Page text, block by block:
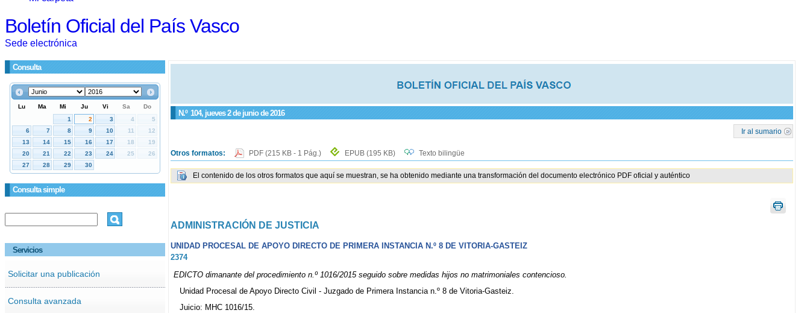
Boletín Oficial del País Vasco
Sede electrónica
Consulta
Consulta simple
Servicios
Solicitar una publicación
Consulta avanzada
N.º 104, jueves 2 de junio de 2016
Ir al sumario
Otros formatos: PDF (215 KB - 1 Pág.) EPUB (195 KB) Texto bilingüe
El contenido de los otros formatos que aquí se muestran, se ha obtenido mediante una transformación del documento electrónico PDF oficial y auténtico
ADMINISTRACIÓN DE JUSTICIA
UNIDAD PROCESAL DE APOYO DIRECTO DE PRIMERA INSTANCIA N.º 8 DE VITORIA-GASTEIZ
2374
EDICTO dimanante del procedimiento n.º 1016/2015 seguido sobre medidas hijos no matrimoniales contencioso.
Unidad Procesal de Apoyo Directo Civil - Juzgado de Primera Instancia n.º 8 de Vitoria-Gasteiz.
Juicio: MHC 1016/15.